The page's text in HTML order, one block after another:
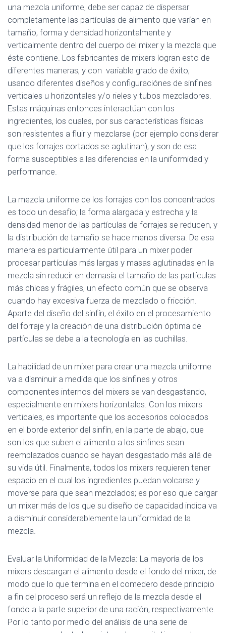
una mezcla uniforme, debe ser capaz de dispersar
completamente las partículas de alimento que varían en
tamaño, forma y densidad horizontalmente y
verticalmente dentro del cuerpo del mixer y la mezcla que
éste contiene. Los fabricantes de mixers logran esto de
diferentes maneras, y con variable grado de éxito,
usando diferentes diseños y configuraciónes de sinfines
verticales u horizontales y/o rieles y tubos mezcladores.
Estas máquinas entonces interactúan con los
ingredientes, los cuales, por sus características físicas
son resistentes a fluir y mezclarse (por ejemplo considerar
que los forrajes cortados se aglutinan), y son de esa
forma susceptibles a las diferencias en la uniformidad y
performance.
La mezcla uniforme de los forrajes con los concentrados
es todo un desafío; la forma alargada y estrecha y la
densidad menor de las partículas de forrajes se reducen, y
la distribución de tamaño se hace menos diversa. De esa
manera es particularmente útil para un mixer poder
procesar partículas más largas y masas aglutinadas en la
mezcla sin reducir en demasía el tamaño de las partículas
más chicas y frágiles, un efecto común que se observa
cuando hay excesiva fuerza de mezclado o fricción.
Aparte del diseño del sinfín, el éxito en el procesamiento
del forraje y la creación de una distribución óptima de
partículas se debe a la tecnología en las cuchillas.
La habilidad de un mixer para crear una mezcla uniforme
va a disminuir a medida que los sinfines y otros
componentes internos del mixers se van desgastando,
especialmente en mixers horizontales. Con los mixers
verticales, es importante que los accesorios colocados
en el borde exterior del sinfín, en la parte de abajo, que
son los que suben el alimento a los sinfines sean
reemplazados cuando se hayan desgastado más allá de
su vida útil. Finalmente, todos los mixers requieren tener
espacio en el cual los ingredientes puedan volcarse y
moverse para que sean mezclados; es por eso que cargar
un mixer más de los que su diseño de capacidad indica va
a disminuir considerablemente la uniformidad de la
mezcla.
Evaluar la Uniformidad de la Mezcla: La mayoría de los
mixers descargan el alimento desde el fondo del mixer, de
modo que lo que termina en el comedero desde principio
a fin del proceso será un reflejo de la mezcla desde el
fondo a la parte superior de una ración, respectivamente.
Por lo tanto por medio del análisis de una serie de